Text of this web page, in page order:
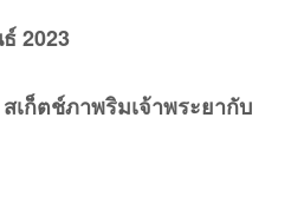
2023
เก็ตช์ภาพริมเจ้าพระยากับ